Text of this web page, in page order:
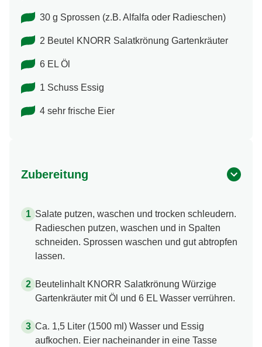
30 g Sprossen (z.B. Alfalfa oder Radieschen)
2 Beutel KNORR Salatkrönung Gartenkräuter
6 EL Öl
1 Schuss Essig
4 sehr frische Eier
Zubereitung
Salate putzen, waschen und trocken schleudern.
Radieschen putzen, waschen und in Spalten
schneiden. Sprossen waschen und gut abtropfen
lassen.
Beutelinhalt KNORR Salatkrönung Würzige
Gartenkräuter mit Öl und 6 EL Wasser verrühren.
Ca. 1,5 Liter (1500 ml) Wasser und Essig
aufkochen. Eier nacheinander in eine Tasse